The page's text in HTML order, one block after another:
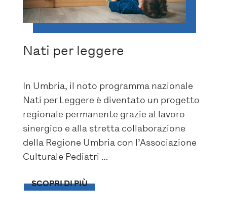
Nati per leggere
In Umbria, il noto programma nazionale
Nati per Leggere è diventato un progetto
regionale permanente grazie al lavoro
sinergico e alla stretta collaborazione
della Regione Umbria con l’Associazione
Culturale Pediatri …
SCOPRI DI PIÙ